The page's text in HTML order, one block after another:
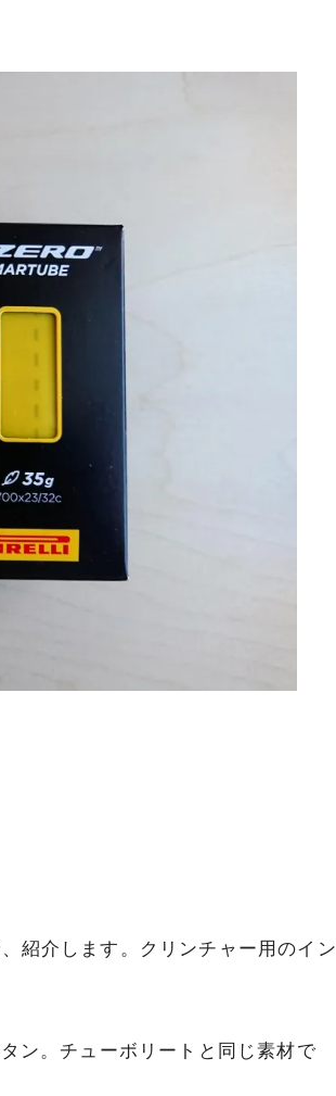
紹介します。クリンチャー用のイン
ン。チューボリートと同じ素材で